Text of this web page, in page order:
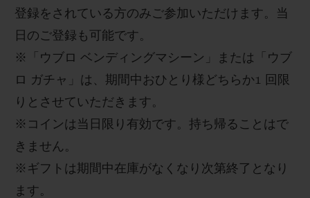
登録をされている方のみご参加いただけます。当
日のご登録も可能です。
※
「ウブロ ベンディングマシーン」または「ウブ
ロ ガチャ」 は、期間中おひとり様どちらか1 回限
りとさせていただきます。
※ コインは当日限り有効です。持ち帰ることはで
きません。
※ ギフト は期間中在庫がなくなり次第終了となり
ます。